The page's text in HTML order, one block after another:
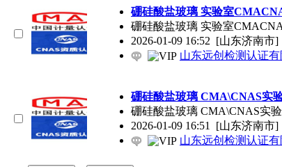
硼硅酸盐玻璃 实验室
硼硅酸盐玻璃 实验室
2026-01-09 16:52 [山东济南市]
山东远创检测认证有
硼硅酸盐玻璃 CMA\CNAS实
硼硅酸盐玻璃 CMA\CNAS实
2026-01-09 16:51 [山东济南市]
山东远创检测认证有